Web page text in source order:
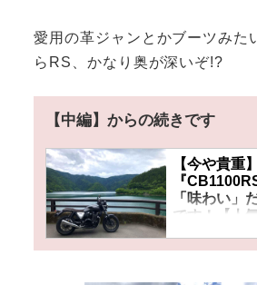
愛用の革ジャンとかブーツみた
らRS、かなり奥が深いぞ!?
【中編】からの続きです
【今や貴重
『
「味わい」
です！【人
CB1100RS